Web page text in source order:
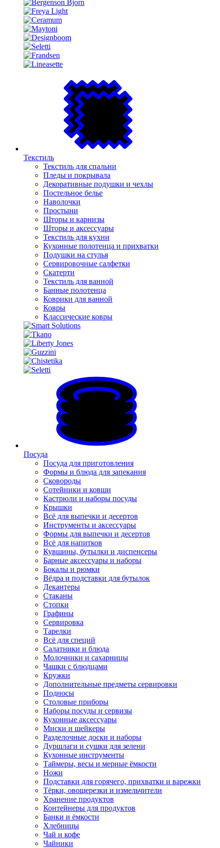
Текстиль
Текстиль для спальни
Пледы и покрывала
Декоративные подушки и чехлы
Постельное белье
Наволочки
Простыни
Шторы и карнизы
Шторы и аксессуары
Текстиль для кухни
Кухонные полотенца и прихватки
Подушки на стулья
Сервировочные салфетки
Скатерти
Текстиль для ванной
Банные полотенца
Коврики для ванной
Ковры
Классические ковры
Посуда
Посуда для приготовления
Формы и блюда для запекания
Сковороды
Сотейники и ковши
Кастрюли и наборы посуды
Крышки
Всё для выпечки и десертов
Инструменты и аксессуары
Формы для выпечки и десертов
Всё для напитков
Кувшины, бутылки и диспенсеры
Барные аксессуары и наборы
Бокалы и рюмки
Вёдра и подставки для бутылок
Декантеры
Стаканы
Стопки
Графины
Сервировка
Тарелки
Всё для специй
Салатники и блюда
Молочники и сахарницы
Чашки с блюдцами
Кружки
Дополнительные предметы сервировки
Подносы
Столовые приборы
Наборы посуды и сервизы
Кухонные аксессуары
Миски и шейкеры
Разделочные доски и наборы
Дуршлаги и сушки для зелени
Кухонные инструменты
Таймеры, весы и мерные ёмкости
Ножи
Подставки для горячего, прихватки и варежки
Тёрки, овощерезки и измельчители
Хранение продуктов
Контейнеры для продуктов
Банки и ёмкости
Хлебницы
Чай и кофе
Чайники